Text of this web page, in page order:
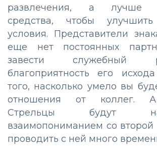
развлечения, а лучше
средства, чтобы
условия. Представители
еще нет постоянных
завести
благоприятность его
того, насколько умело вы
отношения от коллег.
Стрельцы будут
взаимопониманием со второй
проводить с ней много